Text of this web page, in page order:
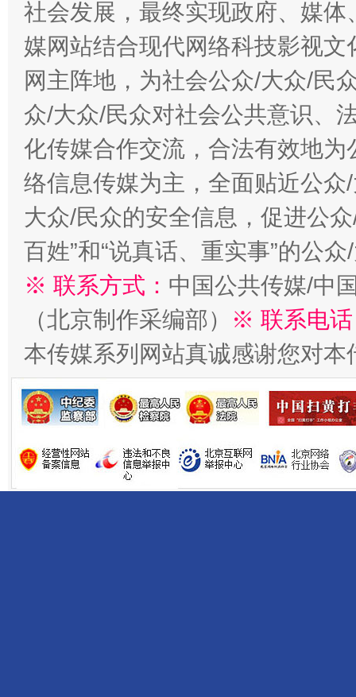
东山县通报“牛蛙产品抗生素超标问题” 法
千年窑火 生生不息 一
社会发展，最终实现政府、媒
媒网站结合现代网络科技影视
网主阵地，为社会公众/大众/民
众/大众/民众对社会公共意识、
化传媒合作交流，合法有效地
络信息传媒为主，全面贴近公
大众/民众的安全信息，促进公
百姓”和“说真话、重实事”的公
※ 联系方式： 中国公共传媒/中
（北京制作采编部）
※ 联系电
本传媒系列网站真诚感谢您对